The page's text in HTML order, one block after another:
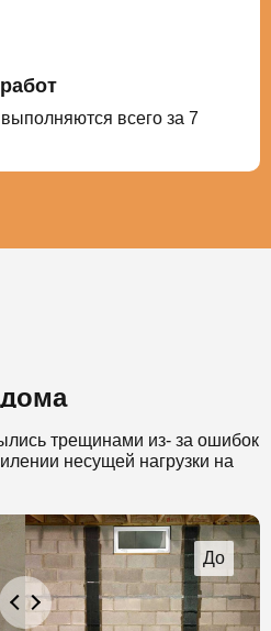
всего за 7
трещинами из- за ошибок
несущей нагрузки на